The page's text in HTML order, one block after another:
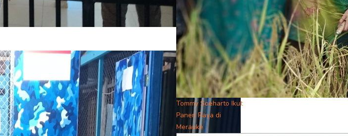
Tommy Soeharto Ikut
Panen Raya di
Merauke